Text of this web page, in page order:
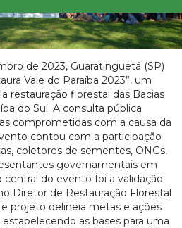
de 2023, Guaratinguetá (SP)
Vale do Paraíba 2023”, um
restauração florestal das Bacias
do Sul. A consulta pública
comprometidas com a causa da
contou com a participação
coletores de sementes, ONGs,
governamentais em
central do evento foi a validação
Diretor de Restauração Florestal
projeto delineia metas e ações
estabelecendo as bases para uma